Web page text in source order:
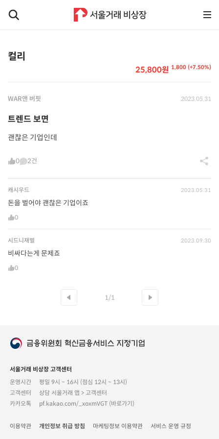
컬리
1,800 (+7.50%)
25,800원
WAR앤 버핏 2023.05.31
트렌드 보면
괜찮은 기업인데
0 2건
캐시우드 2023.05.31
돈을 벌어야 괜찮은 기업이죠
0
시드니재벌 2023.09.30
비싸다는게 문제죠
0
1/1
서울거래 비상장 고객센터
운영시간
평일 9시 ~ 16시 (점심 12시 ~ 13시)
고객센터
상담 서울거래 앱 > 고객센터
카카오톡
pf.kakao.com/_xoxmVGT (바로가기)
이용약관 개인정보 취급 방침 마케팅정보 이용약관 서비스 운영 규정